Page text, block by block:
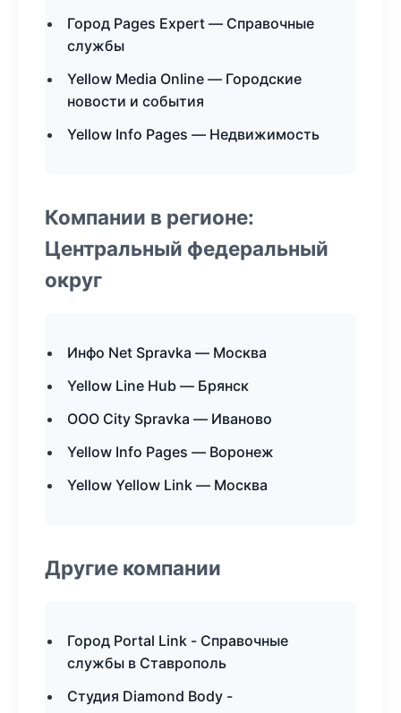
Город Pages Expert — Справочные
службы
Yellow Media Online — Городские
новости и события
Yellow Info Pages — Недвижимость
Компании в регионе:
Центральный федеральный
округ
Инфо Net Spravka — Москва
Yellow Line Hub — Брянск
ООО City Spravka — Иваново
Yellow Info Pages — Воронеж
Yellow Yellow Link — Москва
Другие компании
Город Portal Link - Справочные
службы в Ставрополь
Студия Diamond Body -